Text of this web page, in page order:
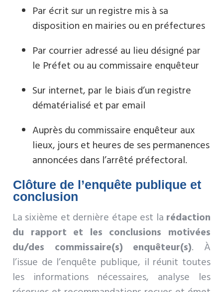
Par écrit sur un registre mis à sa
disposition en mairies ou en préfectures
Par courrier adressé au lieu désigné par
le Préfet ou au commissaire enquêteur
Sur internet, par le biais d’un registre
dématérialisé et par email
Auprès du commissaire enquêteur aux
lieux, jours et heures de ses permanences
annoncées dans l’arrêté préfectoral.
Clôture de l’enquête publique et
conclusion
La sixième et dernière étape est la rédaction
du rapport et les conclusions motivées
du/des commissaire(s) enquêteur(s). À
l’issue de l’enquête publique, il réunit toutes
les informations nécessaires, analyse les